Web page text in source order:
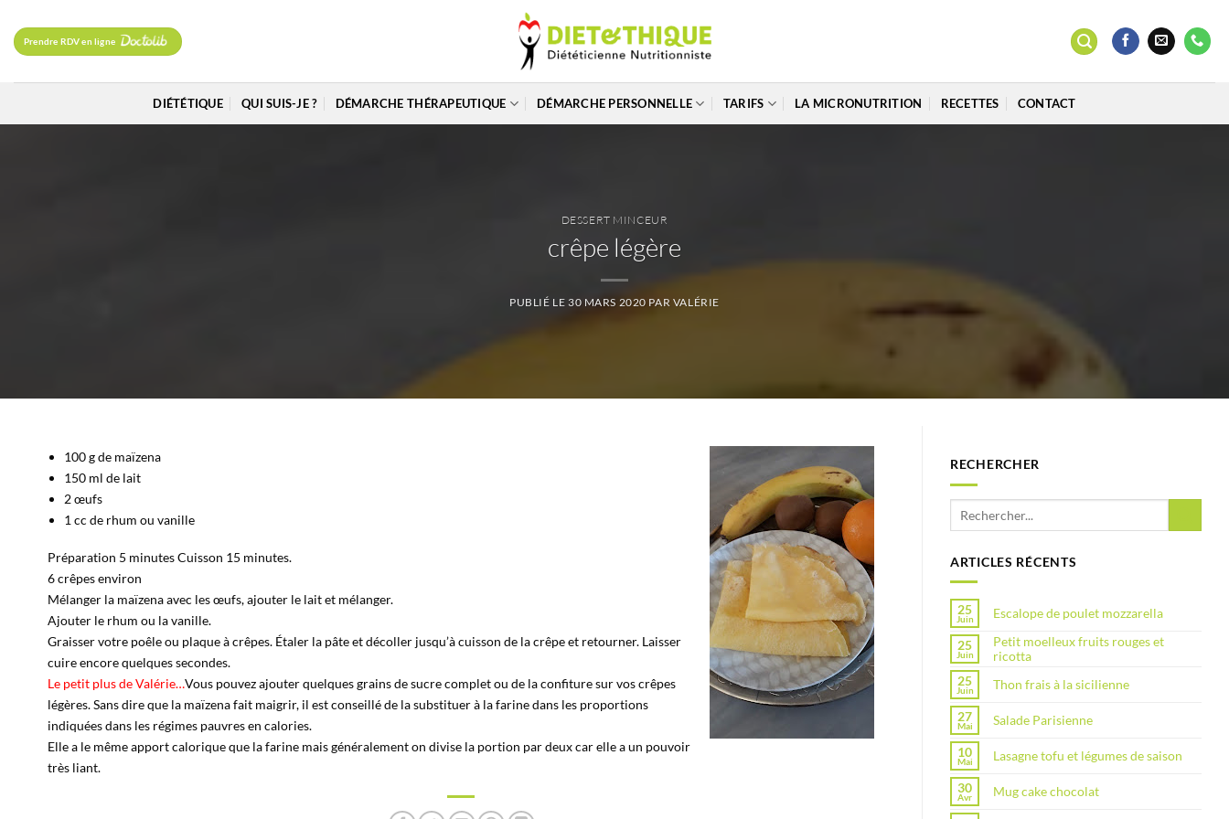
contenu
Prendre RDV en ligne
DIÉTÉTIQUE QUI SUIS-JE ? DÉMARCHE THÉRAPEUTIQUE DÉMARCHE PERSONNELLE TARIFS LA MICRONUTRITION RECETTES CONTACT
DESSERT MINCEUR
crêpe légère
PUBLIÉ LE 30 MARS 2020 PAR VALÉRIE
100 g de maïzena
150 ml de lait
2 œufs
1 cc de rhum ou vanille
Préparation 5 minutes Cuisson 15 minutes.
6 crêpes environ
Mélanger la maïzena avec les œufs, ajouter le lait et mélanger.
Ajouter le rhum ou la vanille.
Graisser votre poêle ou plaque à crêpes. Étaler la pâte et décoller jusqu’à cuisson de la crêpe et retourner. Laisser
cuire encore quelques secondes.
Le petit plus de Valérie…Vous pouvez ajouter quelques grains de sucre complet ou de la confiture sur vos crêpes
légères. Sans dire que la maïzena fait maigrir, il est conseillé de la substituer à la farine dans les proportions
indiquées dans les régimes pauvres en calories.
Elle a le même apport calorique que la farine mais généralement on divise la portion par deux car elle a un pouvoir
très liant.
RECHERCHER
ARTICLES RÉCENTS
25
Juin Escalope de poulet mozzarella
25
Juin
Petit moelleux fruits rouges et
ricotta
25
Juin Thon frais à la sicilienne
27
Mai Salade Parisienne
10
Mai Lasagne tofu et légumes de saison
30
Avr Mug cake chocolat